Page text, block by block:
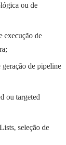
ou de
execução de
de pipeline
ou targeted
seleção de